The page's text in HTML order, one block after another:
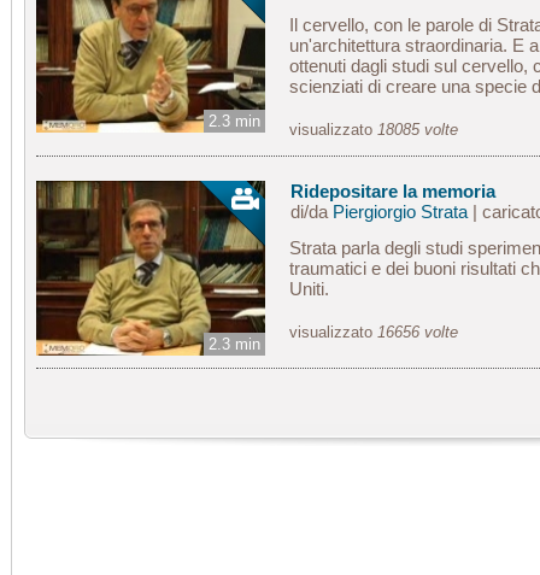
2.3 min
Il cervello, con le parole di
un'architettura straordinaria. E
ottenuti dagli studi sul cervello,
scienziati di creare una specie
visualizzato 18085 volte
2.3 min
Ridepositare la memoria
di/da Piergiorgio Strata|
Strata parla degli studi
traumatici e dei buoni risultati
Uniti.
visualizzato 16656 volte